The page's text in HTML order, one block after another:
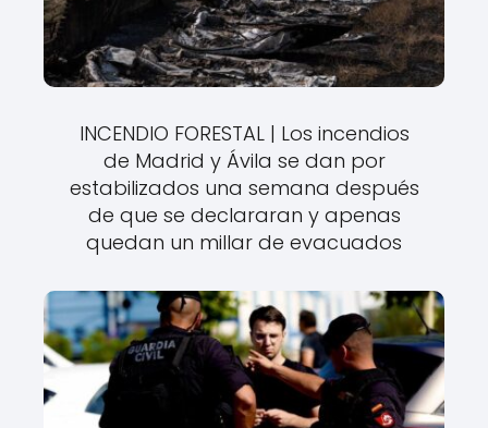
INCENDIO FORESTAL | Los incendios
de Madrid y Ávila se dan por
estabilizados una semana después
de que se declararan y apenas
quedan un millar de evacuados